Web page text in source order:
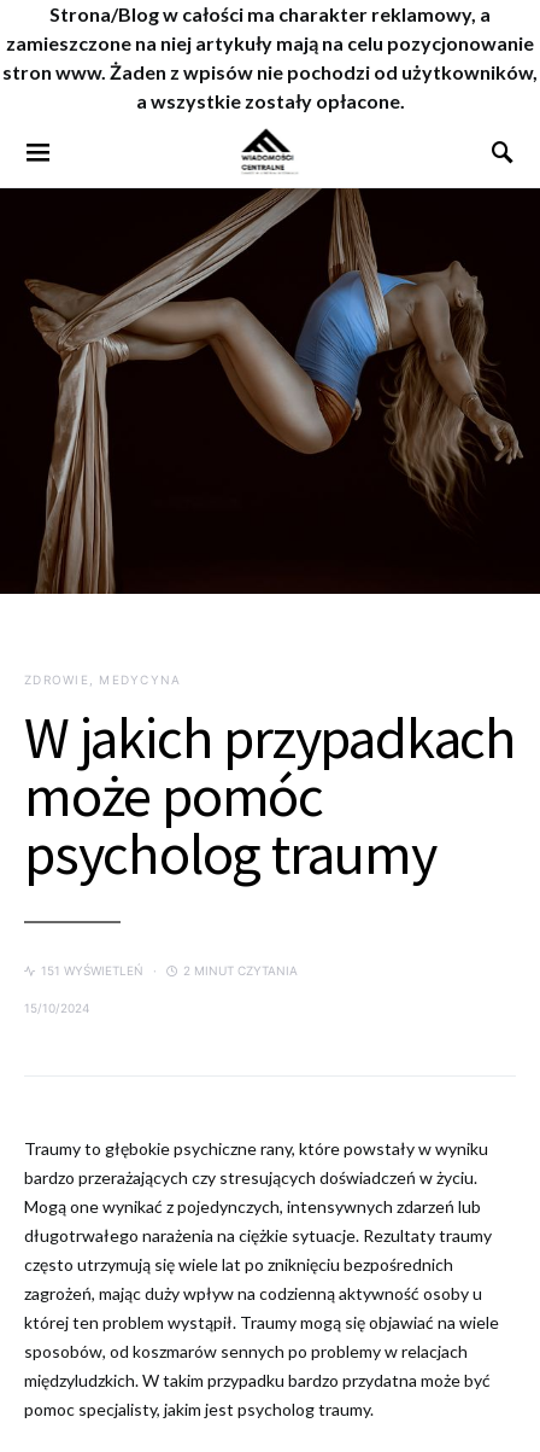
Strona/Blog w całości ma charakter reklamowy, a
zamieszczone na niej artykuły mają na celu pozycjonowanie
stron www. Żaden z wpisów nie pochodzi od użytkowników,
a wszystkie zostały opłacone.
ZDROWIE, MEDYCYNA
W jakich przypadkach
może pomóc
psycholog traumy
151 WYŚWIETLEŃ 2 MINUT CZYTANIA
15/10/2024
Traumy to głębokie psychiczne rany, które powstały w wyniku
bardzo przerażających czy stresujących doświadczeń w życiu.
Mogą one wynikać z pojedynczych, intensywnych zdarzeń lub
długotrwałego narażenia na ciężkie sytuacje. Rezultaty traumy
często utrzymują się wiele lat po zniknięciu bezpośrednich
zagrożeń, mając duży wpływ na codzienną aktywność osoby u
której ten problem wystąpił. Traumy mogą się objawiać na wiele
sposobów, od koszmarów sennych po problemy w relacjach
międzyludzkich. W takim przypadku bardzo przydatna może być
pomoc specjalisty, jakim jest psycholog traumy.